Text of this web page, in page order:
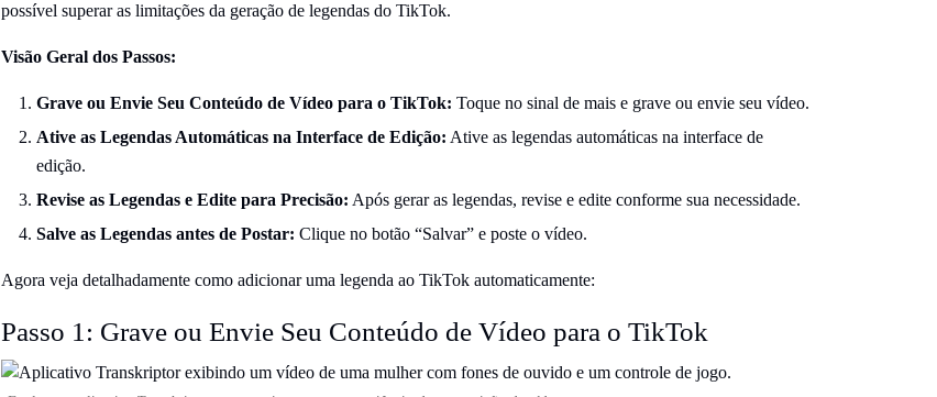
possível superar as limitações da geração de legendas do TikTok.
Visão Geral dos Passos:
Grave ou Envie Seu Conteúdo de Vídeo para o TikTok: Toque no sinal de mais e grave ou envie seu vídeo.
Ative as Legendas Automáticas na Interface de Edição: Ative as legendas automáticas na interface de
edição.
Revise as Legendas e Edite para Precisão: Após gerar as legendas, revise e edite conforme sua necessidade.
Salve as Legendas antes de Postar: Clique no botão “Salvar” e poste o vídeo.
Agora veja detalhadamente como adicionar uma legenda ao TikTok automaticamente:
Passo 1: Grave ou Envie Seu Conteúdo de Vídeo para o TikTok